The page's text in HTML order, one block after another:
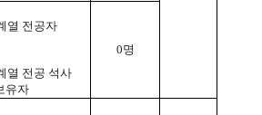
열 전공자
열 전공 석사
유자
0명